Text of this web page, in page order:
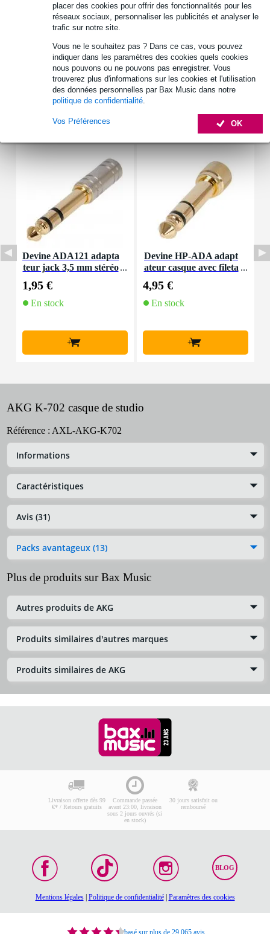
placer des cookies pour offrir des fonctionnalités pour les
réseaux sociaux, personnaliser les publicités et analyser le
trafic sur notre site.
Vous ne le souhaitez pas ? Dans ce cas, vous pouvez
indiquer dans les paramètres des cookies quels cookies
nous pouvons ou ne pouvons pas enregistrer. Vous
trouverez plus d'informations sur les cookies et l'utilisation
des données personnelles par Bax Music dans notre
politique de confidentialité
OK
Vos Préférences
Informations
type : ouvert
transducteurs Varimotion
Afficher toutes les caractéristiques du produit
Accessoires (11)
Devine ADA121 adapta
teur jack 3,5 mm stéréo
1,95 €
En stock
+
Devine HP-ADA adapt
ateur casque avec fileta
4,95 €
En stock
+
AKG K-702 casque de studio
Référence : AXL-AKG-K702
Informations
Caractéristiques
Avis (31)
Packs avantageux (13)
Plus de produits sur Bax Music
Autres produits de AKG
Produits similaires d'autres marques
Produits similaires de AKG
Livraison offerte dès 99
€* / Retours gratuits
Commande passée
avant 23:00, livraison
sous 2 jours ouvrés (si
en stock)
30 jours satisfait ou
remboursé
BLOG
Mentions légales| Politique de confidentialité| Paramètres des cookies
basé sur plus de 29 065 avis